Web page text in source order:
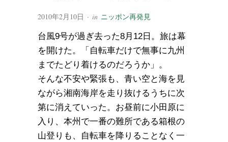
2010年2月10日 · in ニッポン再発見
台風9号が過ぎ去った8月12日。旅は幕
を開けた。「自転車だけで無事に九州
までたどり着けるのだろうか」。
そんな不安や緊張も、青い空と海を見
ながら湘南海岸を走り抜けるうちに次
第に消えていった。お昼前に小田原に
入り、本州で一番の難所である箱根の
山登りも、自転車を降りることなく一